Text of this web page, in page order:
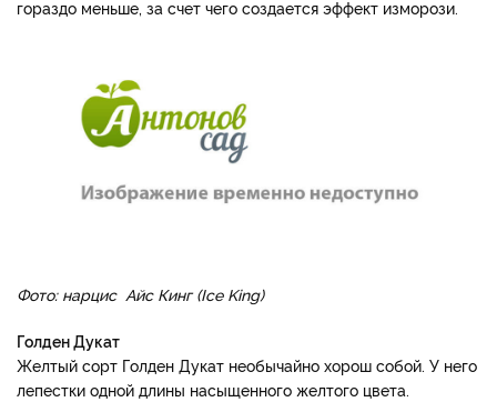
гораздо меньше, за счет чего создается эффект изморози.
Фото: нарцис Айс Кинг (Ice King)
Голден Дукат
Желтый сорт Голден Дукат необычайно хорош собой. У него
лепестки одной длины насыщенного желтого цвета.